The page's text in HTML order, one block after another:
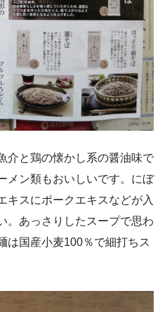
介と鶏の懐かし系の醤油味で
メン類もおいしいです。にぼ
キスにポークエキスなどが入
。あっさりしたスープで思わ
は国産小麦100％で細打ちス